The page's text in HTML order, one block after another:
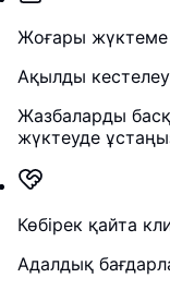
Жоғары жүктеме
Ақылды кестелеу
Жазбаларды
жүктеуде
Көбірек қайта
Адалдық